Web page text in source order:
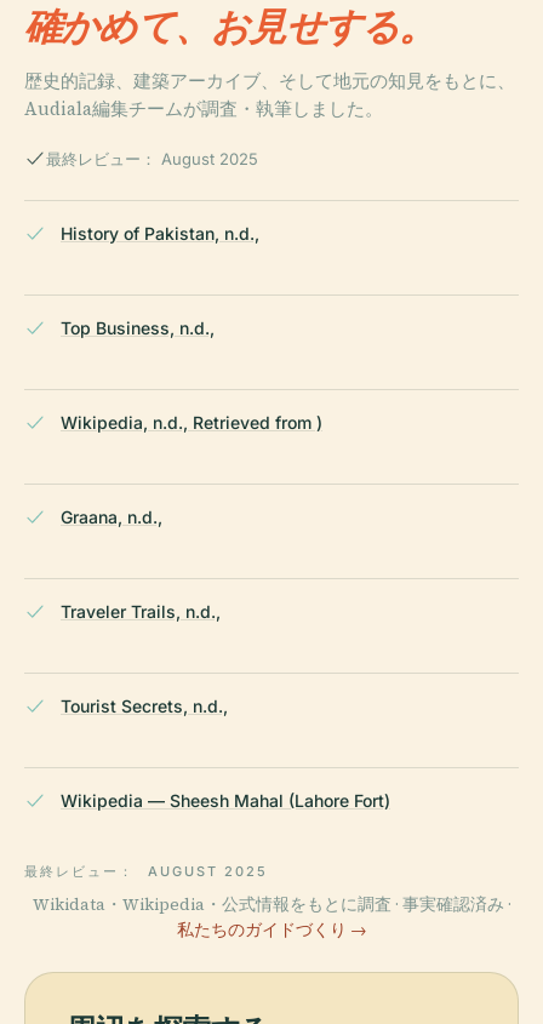
確かめて、お見せする。
歴史的記録、建築アーカイブ、そして地元の知見をもとに、
Audiala編集チームが調査・執筆しました。
最終レビュー： August 2025
History of Pakistan, n.d.,
Top Business, n.d.,
Wikipedia, n.d., Retrieved from )
Graana, n.d.,
Traveler Trails, n.d.,
Tourist Secrets, n.d.,
Wikipedia — Sheesh Mahal (Lahore Fort)
最終レビュー： AUGUST 2025
Wikidata・Wikipedia・公式情報をもとに調査 · 事実確認済み ·
私たちのガイドづくり →